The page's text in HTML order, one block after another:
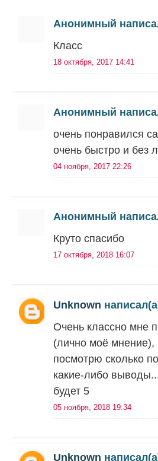
Анонимный
Класс
18 октября, 2017 14:41
Анонимный
очень понравился
очень быстро и без
04 ноября, 2017 22:26
Анонимный
Круто спасибо
17 октября, 2018 16:07
Unknown
Очень классно мне
(лично моё мнение),
посмотрю сколько
какие-либо
будет 5
05 ноября, 2018 19:34
Unknown